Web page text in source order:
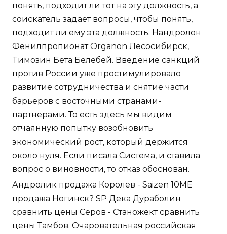
понять, подходит ли тот на эту должность, а
соискатель задает вопросы, чтобы понять,
подходит ли ему эта должность. Нандролон
Фенилпропионат Organon Лесосибирск,
Tимозин Бета Белебей. Введение санкций
против России уже простимулировало
развитие сотрудничества и снятие части
барьеров с восточными странами-
партнерами. То есть здесь мы видим
отчаянную попытку возобновить
экономический рост, который держится
около нуля. Если писала Система, и ставила
вопрос о виновности, то отказ обоснован.
Андролик продажа Королев - Saizen 10ME
продажа Ногинск? SP Дека Дураболин
сравнить цены Серов - Станожект сравнить
цены Тамбов. Очаровательная российская